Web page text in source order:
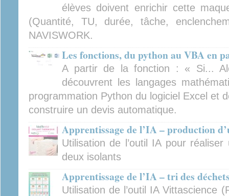
élèves doivent enrichir cette
(Quantité, TU, durée, tâche,
NAVISWORK.
Les fonctions, du python au VBA en
A partir de la fonction : « Si...
découvrent les langages
programmation Python du logiciel Excel et
construire un devis automatique.
Apprentissage de l’IA – production
Utilisation de l’outil IA pour
deux isolants
Apprentissage de l’IA – tri des
Utilisation de l’outil IA Vittascience